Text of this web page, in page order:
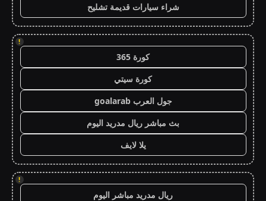
شراء سيارات قديمة تشليح
!
كورة 365
كورة سيتي
جول العرب goalarab
بث مباشر ريال مدريد اليوم
يلا لايف
!
ريال مدريد مباشر اليوم